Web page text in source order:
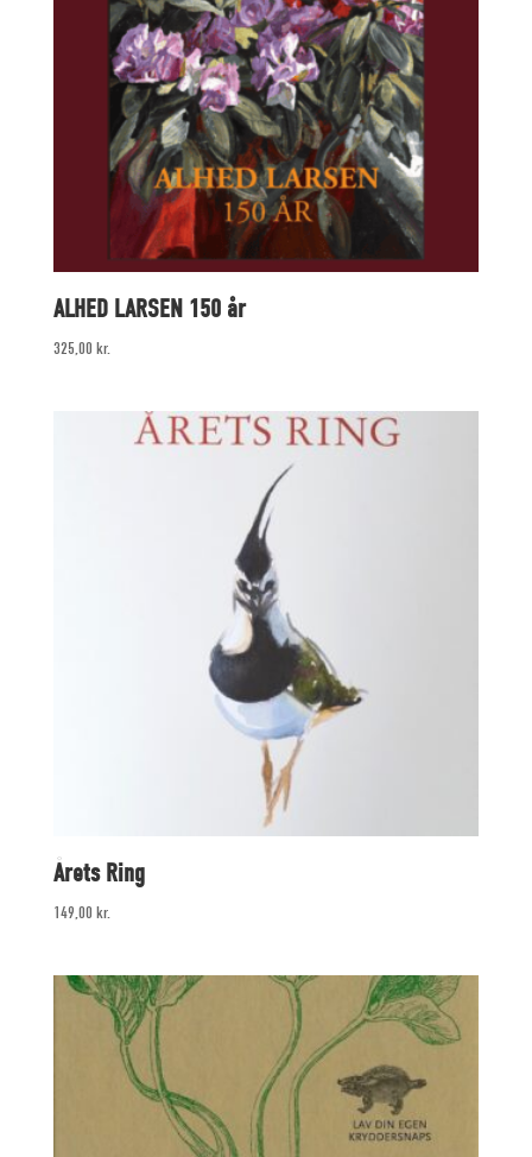
ALHED LARSEN 150 år
325,00 kr.
Årets Ring
149,00 kr.